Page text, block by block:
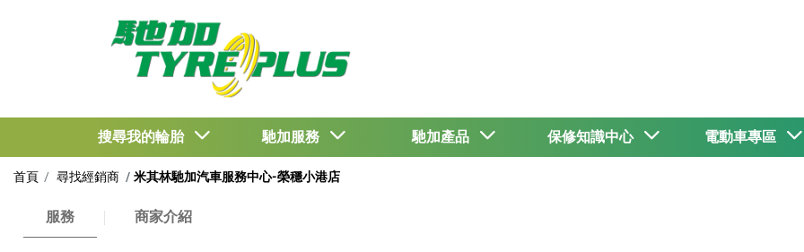
搜尋我的輪胎 馳加服務 馳加產品 保修知識中心 電動車專區
首頁 尋找經銷商 米其林馳加汽車服務中心-榮穩小港店
服務 商家介紹